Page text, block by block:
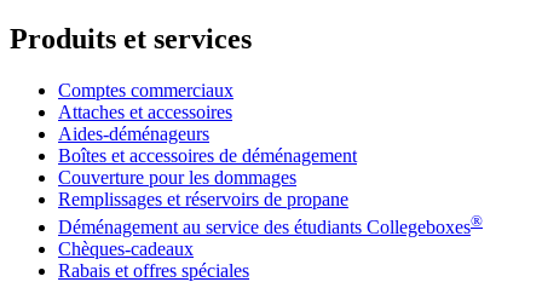
Produits et services
Comptes commerciaux
Attaches et accessoires
Aides-déménageurs
Boîtes et accessoires de déménagement
Couverture pour les dommages
Remplissages et réservoirs de propane
Déménagement au service des étudiants Collegeboxes®
Chèques-cadeaux
Rabais et offres spéciales